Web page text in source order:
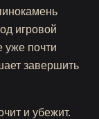
игровой
уже почти
завершить
и убежит.